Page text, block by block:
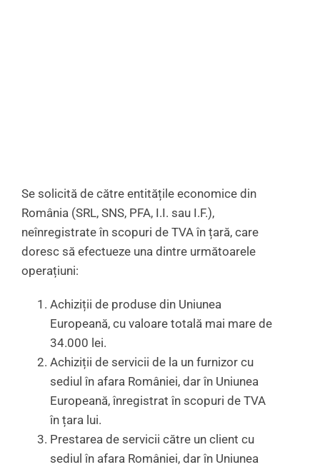
Se solicită de către entitățile economice din
România (SRL, SNS, PFA, I.I. sau I.F.),
neînregistrate în scopuri de TVA în țară, care
doresc să efectueze una dintre următoarele
operațiuni:
Achiziții de produse din Uniunea
Europeană, cu valoare totală mai mare de
34.000 lei.
Achiziții de servicii de la un furnizor cu
sediul în afara României, dar în Uniunea
Europeană, înregistrat în scopuri de TVA
în țara lui.
Prestarea de servicii către un client cu
sediul în afara României, dar în Uniunea